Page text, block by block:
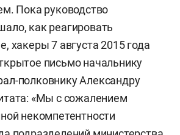
Пока руководство
как реагировать
хакеры 7 августа 2015 года
письмо начальнику
полковнику Александру
«Мы с сожалением
некомпетентности